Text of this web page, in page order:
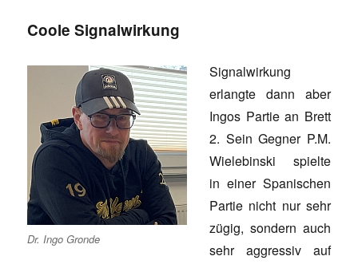
Coole Signalwirkung
Dr. Ingo Gronde
Signalwirkung
erlangte dann aber
Ingos Partie an Brett
2. Sein Gegner P.M.
Wielebinski spielte
in einer Spanischen
Partie nicht nur sehr
zügig, sondern auch
sehr aggressiv auf